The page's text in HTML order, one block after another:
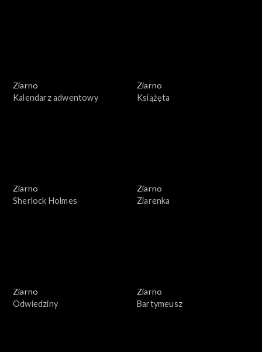
Ziarno
Kalendarz adwentowy
Ziarno
Książęta
Ziarno
Sherlock Holmes
Ziarno
Ziarenka
Ziarno
Odwiedziny
Ziarno
Bartymeusz